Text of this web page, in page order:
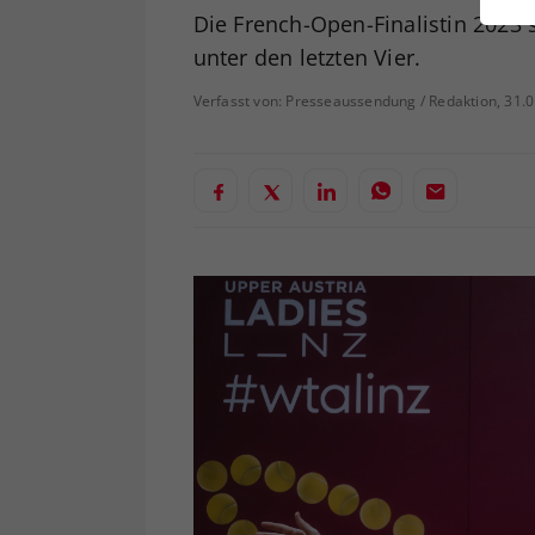
Die French-Open-Finalistin
unter den letzten Vier.
Verfasst von: Presseaussendung / Redaktion,